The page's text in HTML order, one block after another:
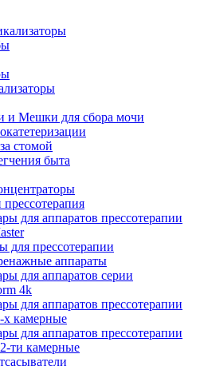
и Мешки для сбора мочи
стомой
быта
для аппаратов прессотерапии
для прессотерапии
аппараты
для аппаратов серии
4k
для аппаратов прессотерапии
х камерные
для аппаратов прессотерапии
ти камерные